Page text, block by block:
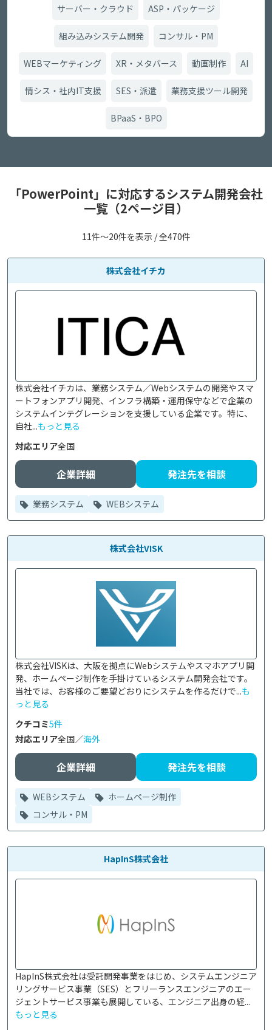
サーバー・クラウド ASP・パッケージ
組み込みシステム開発 コンサル・PM
WEBマーケティング XR・メタバース 動画制作 AI
情シス・社内IT支援 SES・派遣 業務支援ツール開発
BPaaS・BPO
「PowerPoint」に対応するシステム開発会社
一覧（2ページ目）
11件〜20件を表示 / 全470件
株式会社イチカ
株式会社イチカは、業務システム／Webシステムの開発やスマ
ートフォンアプリ開発、インフラ構築・運用保守などで企業の
システムインテグレーションを支援している企業です。特に、
自社...もっと見る
対応エリア全国
企業詳細 発注先を相談
業務システム WEBシステム
株式会社VISK
株式会社VISKは、大阪を拠点にWebシステムやスマホアプリ開
発、ホームページ制作を手掛けているシステム開発会社です。
当社では、お客様のご要望どおりにシステムを作るだけで...も
っと見る
クチコミ5件
対応エリア全国／海外
企業詳細 発注先を相談
WEBシステム
ホームページ制作
コンサル・PM
HapInS株式会社
HapInS株式会社は受託開発事業をはじめ、システムエンジニア
リングサービス事業（SES）とフリーランスエンジニアのエー
ジェントサービス事業も展開している、エンジニア出身の経...
もっと見る